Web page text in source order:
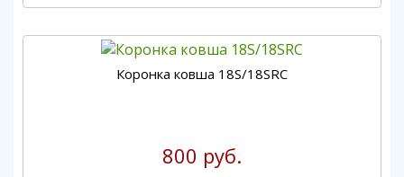
Коронка ковша 18S/18SRC
800 руб.